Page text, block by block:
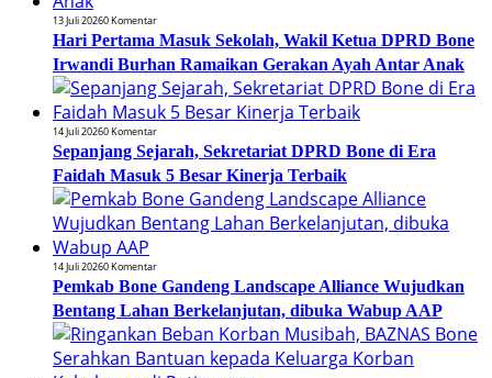
13 Juli 20260 Komentar
Hari Pertama Masuk Sekolah, Wakil Ketua DPRD Bone
Irwandi Burhan Ramaikan Gerakan Ayah Antar Anak
14 Juli 20260 Komentar
Sepanjang Sejarah, Sekretariat DPRD Bone di Era
Faidah Masuk 5 Besar Kinerja Terbaik
14 Juli 20260 Komentar
Pemkab Bone Gandeng Landscape Alliance Wujudkan
Bentang Lahan Berkelanjutan, dibuka Wabup AAP